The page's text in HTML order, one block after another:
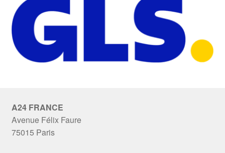
A24 FRANCE
Avenue Félix Faure
75015 Paris